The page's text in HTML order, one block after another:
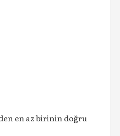
en az birinin doğru